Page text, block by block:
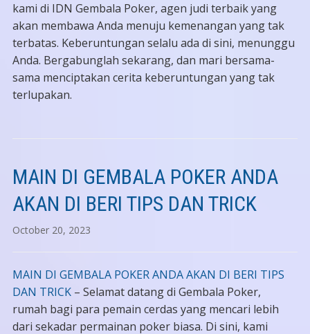
kami di IDN Gembala Poker, agen judi terbaik yang
akan membawa Anda menuju kemenangan yang tak
terbatas. Keberuntungan selalu ada di sini, menunggu
Anda. Bergabunglah sekarang, dan mari bersama-
sama menciptakan cerita keberuntungan yang tak
terlupakan.
MAIN DI GEMBALA POKER ANDA
AKAN DI BERI TIPS DAN TRICK
October 20, 2023
MAIN DI GEMBALA POKER ANDA AKAN DI BERI TIPS
DAN TRICK– Selamat datang di Gembala Poker,
rumah bagi para pemain cerdas yang mencari lebih
dari sekadar permainan poker biasa. Di sini, kami